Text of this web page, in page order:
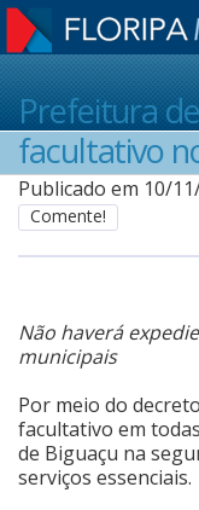
Home
Notícias
Colunistas
Classificados
Guia de Serviços
Prefeitura
facultativo
Publicado em 10/
Comente!
Não haverá
municipais
Por meio do
facultativo em
de Biguaçu na
serviços essenciais.